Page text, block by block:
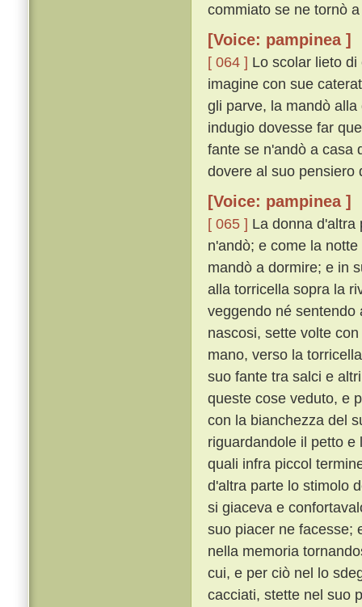
commiato se ne tornò
[Voice: pampinea ]
[ 064 ] Lo scolar lieto
imagine con sue
gli parve, la mandò
indugio dovesse far
fante se n'andò a casa
dovere al suo pensiero
[Voice: pampinea ]
[ 065 ] La donna d'altra
n'andò; e come la
mandò a dormire; e in
alla torricella sopra la
veggendo né sentendo
nascosi, sette volte
mano, verso la
suo fante tra salci e
queste cose veduto, e
con la bianchezza del
riguardandole il petto
quali infra piccol
d'altra parte lo stimolo
si giaceva e
suo piacer ne facesse;
nella memoria
cui, e per ciò nel lo
cacciati, stette nel suo